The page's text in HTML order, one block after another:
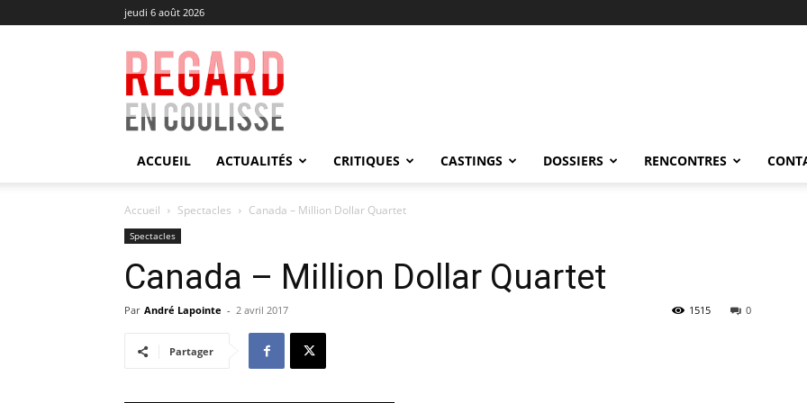
jeudi 6 août 2026
Regard
en
Coulisse
ACCUEIL ACTUALITÉS CRITIQUES CASTINGS DOSSIERS RENCONTRES
Accueil Spectacles Canada – Million Dollar Quartet
Spectacles
Canada – Million Dollar Quartet
Par André Lapointe - 2 avril 2017 0
1515
Partager